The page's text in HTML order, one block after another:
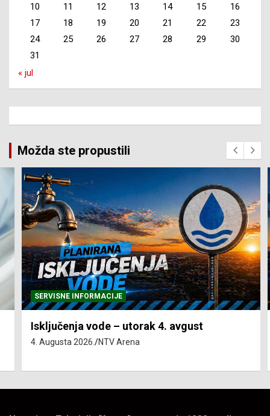
10
11 12 13 14 15
16
17
18 19 20 21 22
23
24
25 26 27 28 29
30
31
« jul
Možda ste propustili
SERVISNE INFORMACIJE
Isključenja vode – utorak 4. avgust
4. Augusta 2026. NTV Arena